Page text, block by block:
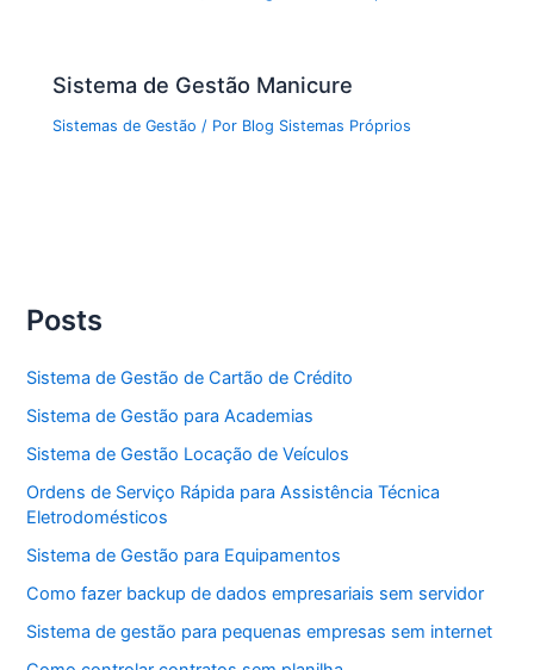
Sistema de Gestão Manicure
Sistemas de Gestão / Por Blog Sistemas Próprios
Posts
Sistema de Gestão de Cartão de Crédito
Sistema de Gestão para Academias
Sistema de Gestão Locação de Veículos
Ordens de Serviço Rápida para Assistência Técnica
Eletrodomésticos
Sistema de Gestão para Equipamentos
Como fazer backup de dados empresariais sem servidor
Sistema de gestão para pequenas empresas sem internet